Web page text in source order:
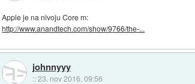
Apple je na nivoju Core m:
http://www.anandtech.com/show/9766/the-...
johnnyyy
::23. nov 2016, 09:56